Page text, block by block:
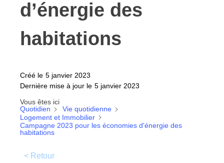
d’énergie des
habitations
Créé le 5 janvier 2023
Dernière mise à jour le 5 janvier 2023
Vous êtes ici
Quotidien
Vie quotidienne
Logement et Immobilier
Campagne 2023 pour les économies d'énergie des
habitations
< Retour